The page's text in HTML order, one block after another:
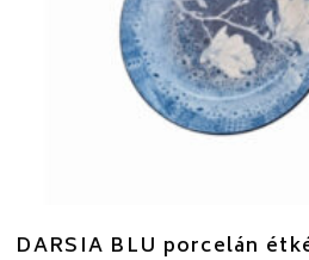
DARSIA BLU porcelán